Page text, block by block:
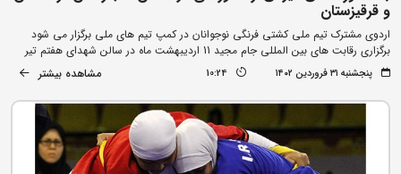
و قرقیزستان
اردوی مشترک تیم ملی کشتی فرنگی نوجوانان در کمپ تیم های ملی برگزار می شود
برگزاری رقابت های بین المللی جام مجید 11 اردیبهشت ماه در سالن شهدای هفتم تیر
پنجشنبه ۳۱ فروردین ۱۴۰۲ 10:24 مشاهده بیشتر